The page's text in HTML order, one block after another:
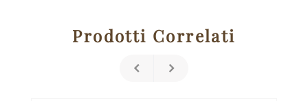
Prodotti Correlati